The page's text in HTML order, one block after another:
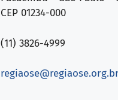
CEP 01234-000
(11) 3826-4999